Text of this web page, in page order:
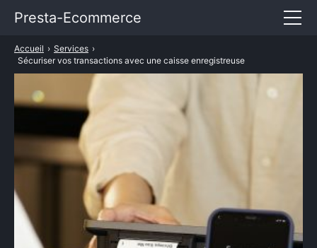
Accueil › Services ›
Sécuriser vos transactions avec une caisse enregistreuse
Presta-Ecommerce
Entrepreneuriat
Marketing
Services
TARIFS PRESTASHOP